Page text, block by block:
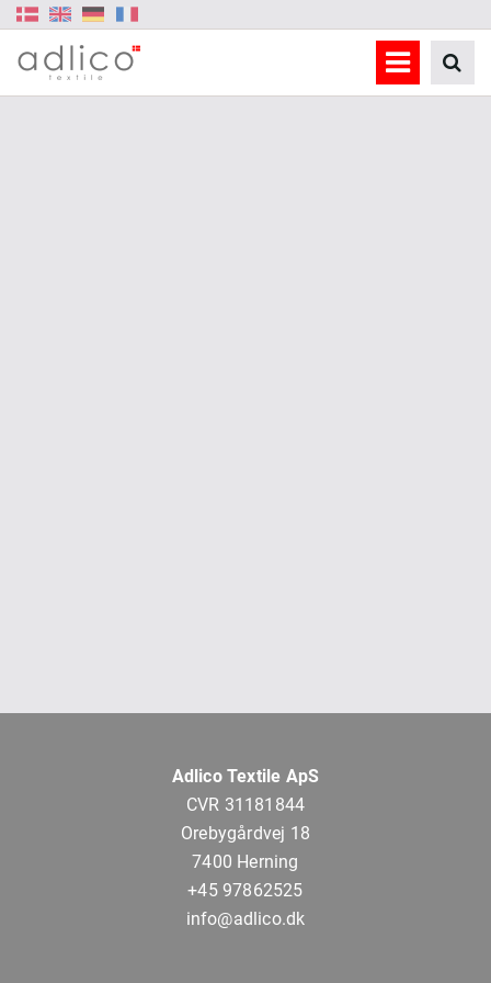
Adlico Textile ApS
CVR 31181844
Orebygårdvej 18
7400 Herning
+45 97862525
info@adlico.dk